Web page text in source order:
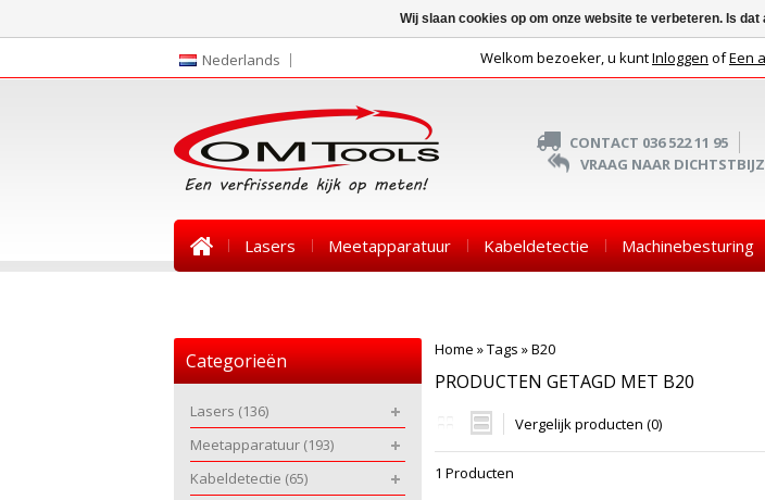
Nederlands Welkom bezoeker, u kuntInloggen ofEen
CONTACT 036 522 11 95
VRAAG NAAR
Lasers Meetapparatuur Kabeldetectie Machinebesturing
Home »Tags »B20
PRODUCTEN GETAGD MET B20
Vergelijk producten (0)
1 Producten
Categorieën
Lasers (136)
Meetapparatuur (193)
Kabeldetectie (65)
Wij slaan cookies op om onze website te verbeteren. Is dat